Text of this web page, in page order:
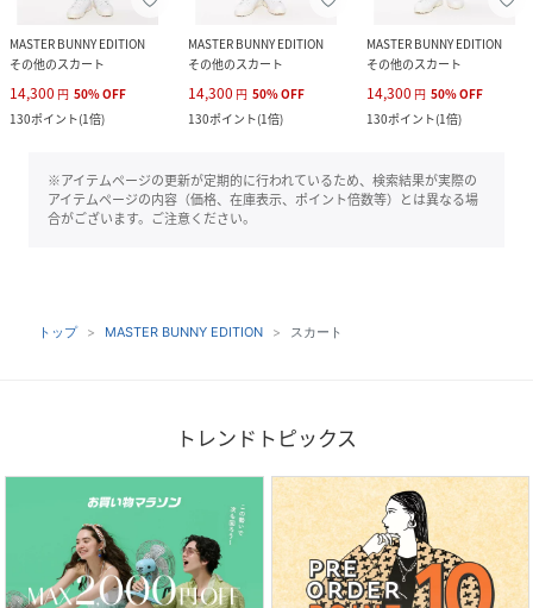
MASTER BUNNY EDITION
その他のスカート
14,300 円 50%OFF
130ポイント(1倍)
MASTER BUNNY EDITION
その他のスカート
14,300 円 50%OFF
130ポイント(1倍)
MASTER BUNNY EDITION
その他のスカート
14,300 円 50%OFF
130ポイント(1倍)
※アイテムページの更新が定期的に行われているため、検索結果が実際の
アイテムページの内容（価格、在庫表示、ポイント倍数等）とは異なる場
合がございます。ご注意ください。
トップ MASTER BUNNY EDITION スカート
トレンドトピックス